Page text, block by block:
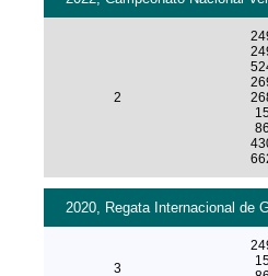
2
2020, Regata Internacional de
3